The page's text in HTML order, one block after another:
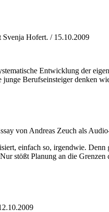
Hofert. / 15.10.2009
Entwicklung der
Berufseinsteiger denken
von Andreas Zeuch als
einfach so, irgendwie.
stößt Planung an die